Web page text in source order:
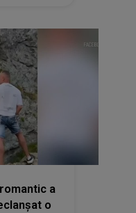
a
o